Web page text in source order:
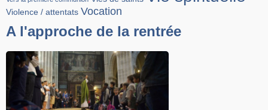
Violence / attentats Vocation
A l'approche de la rentrée